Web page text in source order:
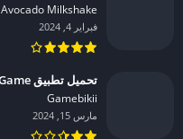
Avocado Milkshake‏
فبراير 4, 2024
تحميل تطبيق Bikii Cloud Game مهكر للاندرويد 2024
Gamebikii‏
مارس 15, 2024